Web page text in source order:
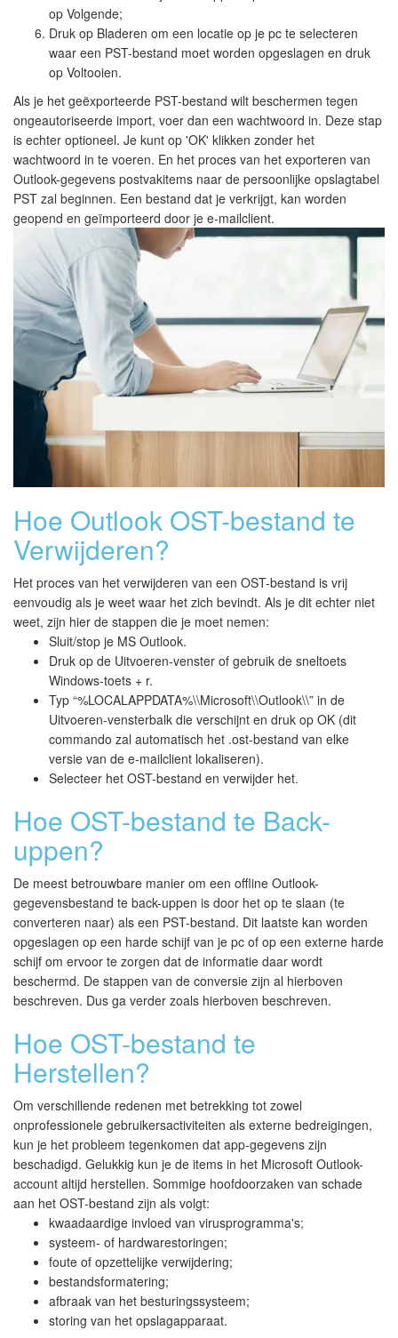
op Volgende;
Druk op Bladeren om een locatie op je pc te selecteren
waar een PST-bestand moet worden opgeslagen en druk
op Voltooien.
Als je het geëxporteerde PST-bestand wilt beschermen tegen
ongeautoriseerde import, voer dan een wachtwoord in. Deze stap
is echter optioneel. Je kunt op 'OK' klikken zonder het
wachtwoord in te voeren. En het proces van het exporteren van
Outlook-gegevens postvakitems naar de persoonlijke opslagtabel
PST zal beginnen. Een bestand dat je verkrijgt, kan worden
geopend en geïmporteerd door je e-mailclient.
Hoe Outlook OST-bestand te
Verwijderen?
Het proces van het verwijderen van een OST-bestand is vrij
eenvoudig als je weet waar het zich bevindt. Als je dit echter niet
weet, zijn hier de stappen die je moet nemen:
Sluit/stop je MS Outlook.
Druk op de Uitvoeren-venster of gebruik de sneltoets
Windows-toets + r.
Typ “%LOCALAPPDATA%\\Microsoft\\Outlook\\” in de
Uitvoeren-vensterbalk die verschijnt en druk op OK (dit
commando zal automatisch het .ost-bestand van elke
versie van de e-mailclient lokaliseren).
Selecteer het OST-bestand en verwijder het.
Hoe OST-bestand te Back-
uppen?
De meest betrouwbare manier om een offline Outlook-
gegevensbestand te back-uppen is door het op te slaan (te
converteren naar) als een PST-bestand. Dit laatste kan worden
opgeslagen op een harde schijf van je pc of op een externe harde
schijf om ervoor te zorgen dat de informatie daar wordt
beschermd. De stappen van de conversie zijn al hierboven
beschreven. Dus ga verder zoals hierboven beschreven.
Hoe OST-bestand te
Herstellen?
Om verschillende redenen met betrekking tot zowel
onprofessionele gebruikersactiviteiten als externe bedreigingen,
kun je het probleem tegenkomen dat app-gegevens zijn
beschadigd. Gelukkig kun je de items in het Microsoft Outlook-
account altijd herstellen. Sommige hoofdoorzaken van schade
aan het OST-bestand zijn als volgt:
kwaadaardige invloed van virusprogramma's;
systeem- of hardwarestoringen;
foute of opzettelijke verwijdering;
bestandsformatering;
afbraak van het besturingssysteem;
storing van het opslagapparaat.